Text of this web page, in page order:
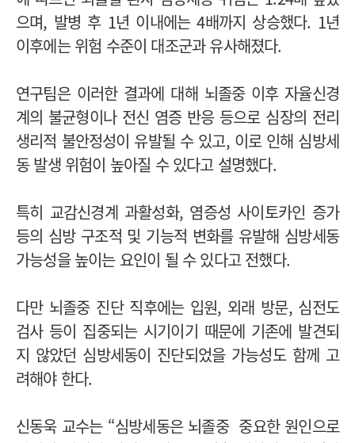
으며, 발병 후 1년 이내에는 4배까지 상승했다. 1년
이후에는 위험 수준이 대조군과 유사해졌다.
연구팀은 이러한 결과에 대해 뇌졸중 이후 자율신경
계의 불균형이나 전신 염증 반응 등으로 심장의 전리
생리적 불안정성이 유발될 수 있고, 이로 인해 심방세
동 발생 위험이 높아질 수 있다고 설명했다.
특히 교감신경계 과활성화, 염증성 사이토카인 증가
등의 심방 구조적 및 기능적 변화를 유발해 심방세동
가능성을 높이는 요인이 될 수 있다고 전했다.
다만 뇌졸중 진단 직후에는 입원, 외래 방문, 심전도
검사 등이 집중되는 시기이기 때문에 기존에 발견되
지 않았던 심방세동이 진단되었을 가능성도 함께 고
려해야 한다.
신동욱 교수는 “심방세동은 뇌졸중 중요한 원인으로